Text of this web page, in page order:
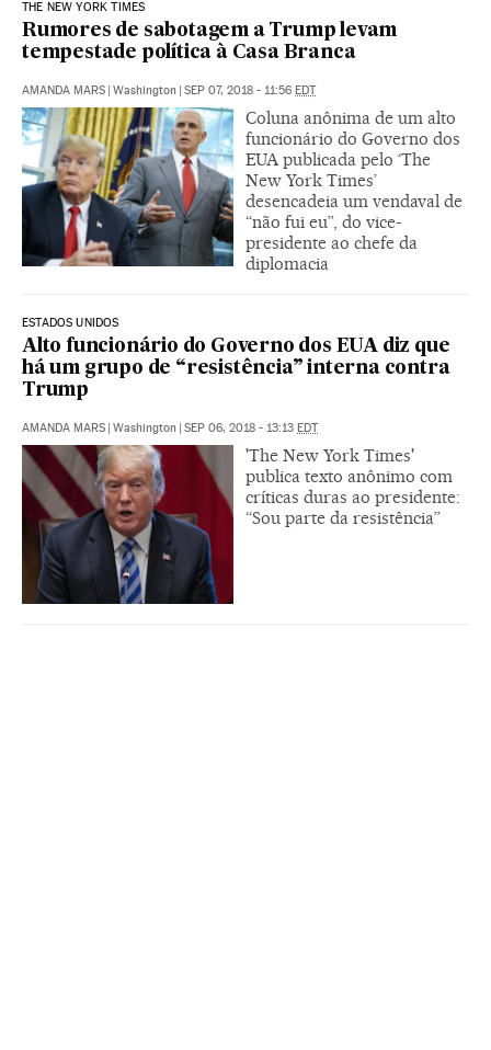
THE NEW YORK TIMES
Rumores de sabotagem a Trump levam
tempestade política à Casa Branca
AMANDA MARS | Washington | SEP 07, 2018 - 11:56 EDT
Coluna anônima de um alto
funcionário do Governo dos
EUA publicada pelo ‘The
New York Times’
desencadeia um vendaval de
“não fui eu”, do vice-
presidente ao chefe da
diplomacia
ESTADOS UNIDOS
Alto funcionário do Governo dos EUA diz que
há um grupo de “resistência” interna contra
Trump
AMANDA MARS | Washington | SEP 06, 2018 - 13:13 EDT
'The New York Times'
publica texto anônimo com
críticas duras ao presidente:
“Sou parte da resistência”